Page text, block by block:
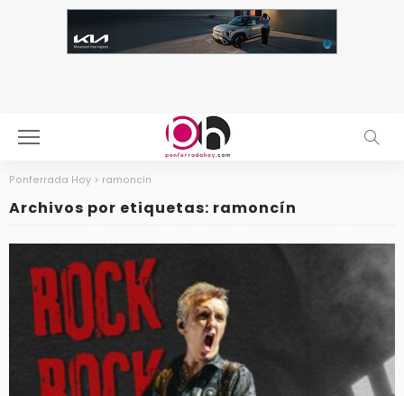
Ponferrada Hoy > ramoncín
Archivos por etiquetas: ramoncín